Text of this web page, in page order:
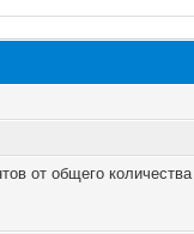
от общего количества